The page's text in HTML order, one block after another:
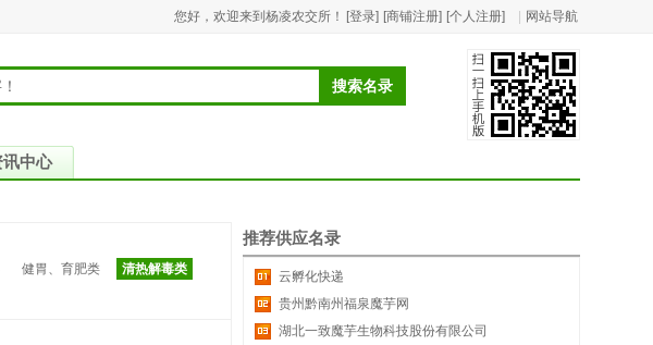
您好，欢迎来到杨凌农交所！ [登录] [商铺注册] [个人注册] 网站导航
讯中心
健胃、育肥类
清热解毒类
推荐供应名录
云孵化快递
贵州黔南州福泉魔芋网
湖北一致魔芋生物科技股份有限公司